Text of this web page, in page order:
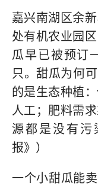
嘉兴南湖区余
处有机农业园
瓜早已被预订
只。甜瓜为何
的是生态种植
人工；肥料需
源都是没有
报》）
一个小甜瓜能